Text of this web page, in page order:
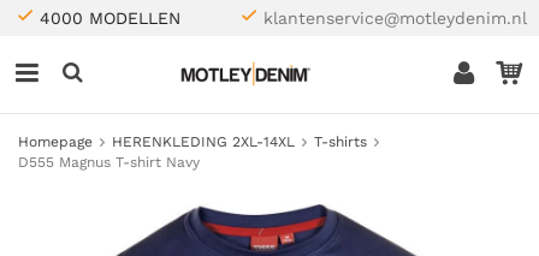
4000 MODELLEN klantenservice@motleydenim.nl
Homepage HERENKLEDING 2XL-14XL
T-shirts
D555 Magnus T-shirt Navy